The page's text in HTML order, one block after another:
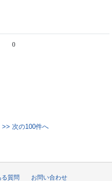
0
>> 次の100件へ
る質問 お問い合わせ